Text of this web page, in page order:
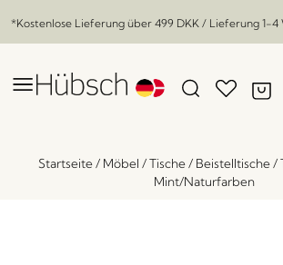
*Kostenlose Lieferung über 499 DKK / Lieferung 1-4
Startseite/ Möbel /Tische/ Beistelltische/
Mint/Naturfarben